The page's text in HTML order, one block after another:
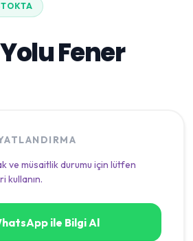
Fener
ve müsaitlik durumu için lütfen
kullanın.
ile Bilgi Al